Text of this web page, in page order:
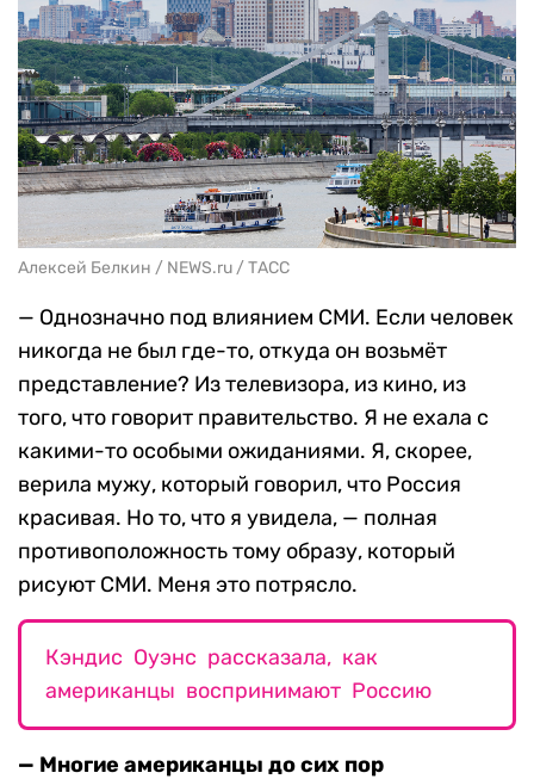
Алексей Белкин / NEWS.ru / ТАСС
— Однозначно под влиянием СМИ. Если человек
никогда не был где-то, откуда он возьмёт
представление? Из телевизора, из кино, из
того, что говорит правительство. Я не ехала с
какими-то особыми ожиданиями. Я, скорее,
верила мужу, который говорил, что Россия
красивая. Но то, что я увидела, — полная
противоположность тому образу, который
рисуют СМИ. Меня это потрясло.
Кэндис Оуэнс рассказала, как
американцы воспринимают Россию
— Многие американцы до сих пор